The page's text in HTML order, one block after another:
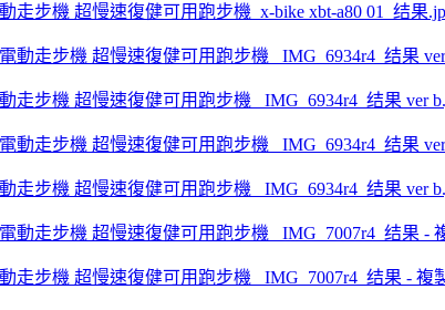
走步機 超慢速復健可用跑步機_x-bike xbt-a80 01_结果
走步機 超慢速復健可用跑步機 _IMG_6934r4_结果 ver
走步機 超慢速復健可用跑步機 _IMG_6934r4_结果 ver
走步機 超慢速復健可用跑步機 _IMG_7007r4_结果 - 複